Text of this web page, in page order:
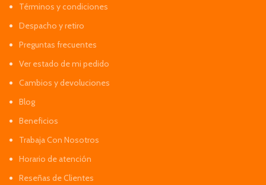
Términos y condiciones
Despacho y retiro
Preguntas frecuentes
Ver estado de mi pedido
Cambios y devoluciones
Blog
Beneficios
Trabaja Con Nosotros
Horario de atención
Reseñas de Clientes